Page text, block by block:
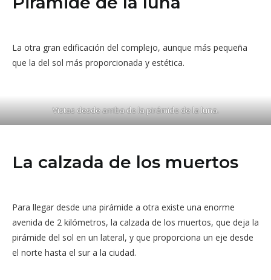
La otra gran edificación del complejo, aunque más pequeña
que la del sol más proporcionada y estética.
Vistas desde arriba de la pirámide de la luna.
La calzada de los muertos
Para llegar desde una pirámide a otra existe una enorme
avenida de 2 kilómetros, la calzada de los muertos, que deja la
pirámide del sol en un lateral, y que proporciona un eje desde
el norte hasta el sur a la ciudad.